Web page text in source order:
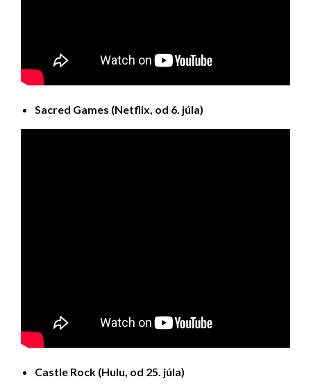
Sacred Games (Netflix, od 6. júla)
Castle Rock (Hulu, od 25. júla)